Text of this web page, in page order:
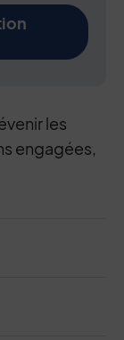
les
engagées,